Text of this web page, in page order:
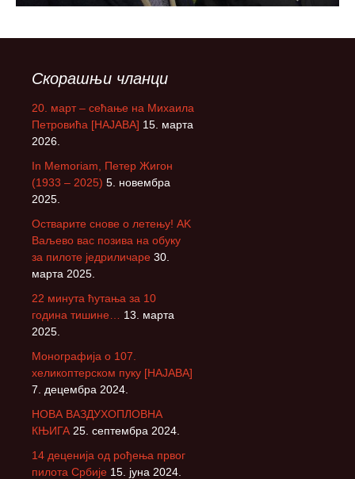
Скорашњи чланци
20. март – сећање на Михаила
Петровића [НАЈАВА] 15. марта
2026.
In Memoriam, Петер Жигон
(1933 – 2025) 5. новембра
2025.
Остварите снове о летењу! АK
Ваљево вас позива на обуку
за пилоте једриличаре 30.
марта 2025.
22 минута ћутања за 10
година тишине…
13. марта
2025.
Монографија о 107.
хеликоптерском пуку [НАЈАВА]
7. децембра 2024.
НОВА ВАЗДУХОПЛОВНА
КЊИГА 25. септембра 2024.
14 деценија од рођења првог
пилота Србије 15. јуна 2024.